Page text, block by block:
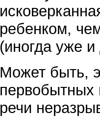
ребенком,
(иногда уже и
Может быть,
первобытных
речи